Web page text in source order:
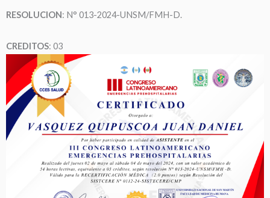
RESOLUCION: N° 013-2024-UNSM/FMH-D.
CREDITOS: 03